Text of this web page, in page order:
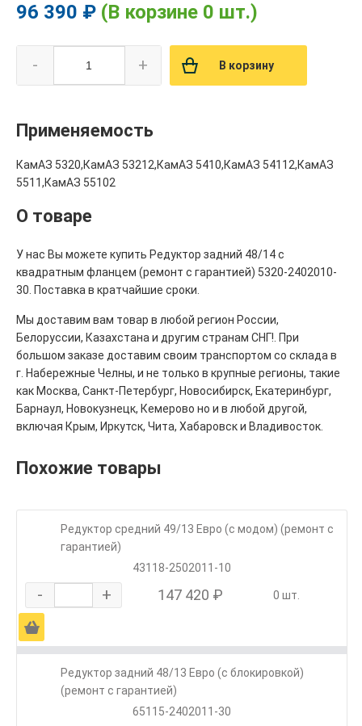
96 390 ₽ (В корзине 0 шт.)
- + В корзину
Применяемость
КамАЗ 5320,КамАЗ 53212,КамАЗ 5410,КамАЗ 54112,КамАЗ
5511,КамАЗ 55102
О товаре
У нас Вы можете купить Редуктор задний 48/14 с
квадратным фланцем (ремонт с гарантией) 5320-2402010-
30. Поставка в кратчайшие сроки.
Мы доставим вам товар в любой регион России,
Белоруссии, Казахстана и другим странам СНГ!. При
большом заказе доставим своим транспортом со склада в
г. Набережные Челны, и не только в крупные регионы, такие
как Москва, Санкт-Петербург, Новосибирск, Екатеринбург,
Барнаул, Новокузнецк, Кемерово но и в любой другой,
включая Крым, Иркутск, Чита, Хабаровск и Владивосток.
Похожие товары
Редуктор средний 49/13 Евро (с модом) (ремонт с
гарантией)
43118-2502011-10
- + 147 420 ₽ 0 шт.
Ä
Редуктор задний 48/13 Евро (с блокировкой)
(ремонт с гарантией)
65115-2402011-30